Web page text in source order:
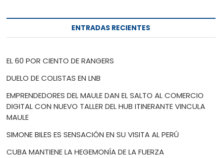
ENTRADAS RECIENTES
EL 60 POR CIENTO DE RANGERS
DUELO DE COLISTAS EN LNB
EMPRENDEDORES DEL MAULE DAN EL SALTO AL COMERCIO
DIGITAL CON NUEVO TALLER DEL HUB ITINERANTE VINCULA
MAULE
SIMONE BILES ES SENSACIÓN EN SU VISITA AL PERÚ
CUBA MANTIENE LA HEGEMONÍA DE LA FUERZA